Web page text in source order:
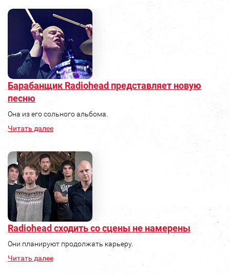
Барабанщик Radiohead представляет новую
песню
Она из его сольного альбома.
Читать далее
Radiohead сходить со сцены не намерены
Они планируют продолжать карьеру.
Читать далее